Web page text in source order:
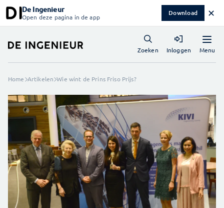
De Ingenieur
Open deze pagina in de app Download ✕
Menu
Zoeken Inloggen
Home Artikelen Wie wint de Prins Friso Prijs?